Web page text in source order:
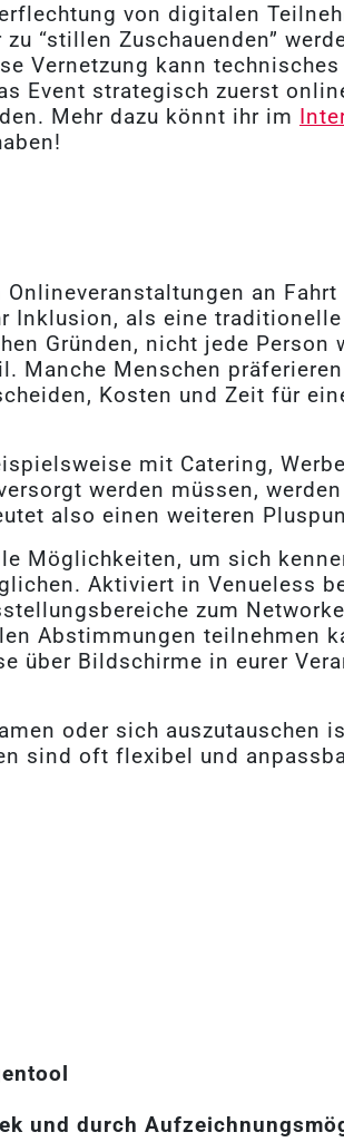
von digitalen
“stillen Zuschauenden”
Vernetzung kann
Event strategisch zuerst
Mehr dazu könnt ihr im
an
Inklusion, als eine
Gründen, nicht jede Person
Manche Menschen
Kosten und Zeit für
mit Catering,
werden müssen,
also einen weiteren
Möglichkeiten, um sich
Aktiviert in Venueless
zum
Abstimmungen teilnehmen
über Bildschirme in eurer
oder sich auszutauschen
sind oft flexibel und
und durch